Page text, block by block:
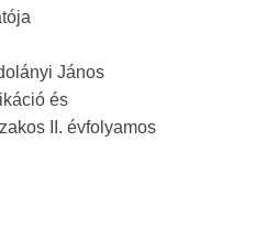
János
és
II. évfolyamos